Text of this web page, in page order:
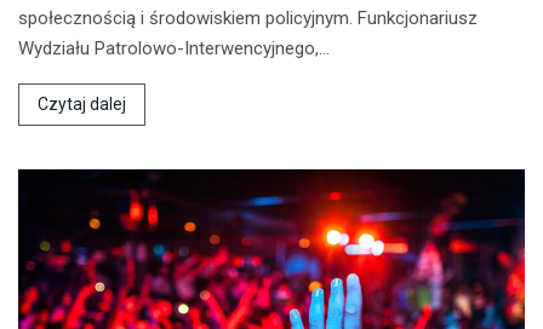
społecznością i środowiskiem policyjnym. Funkcjonariusz
Wydziału Patrolowo-Interwencyjnego,…
Czytaj dalej